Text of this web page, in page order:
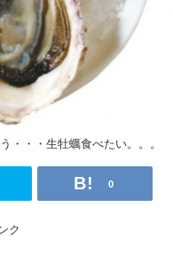
・・・生牡蠣食べたい。。。
0
ク